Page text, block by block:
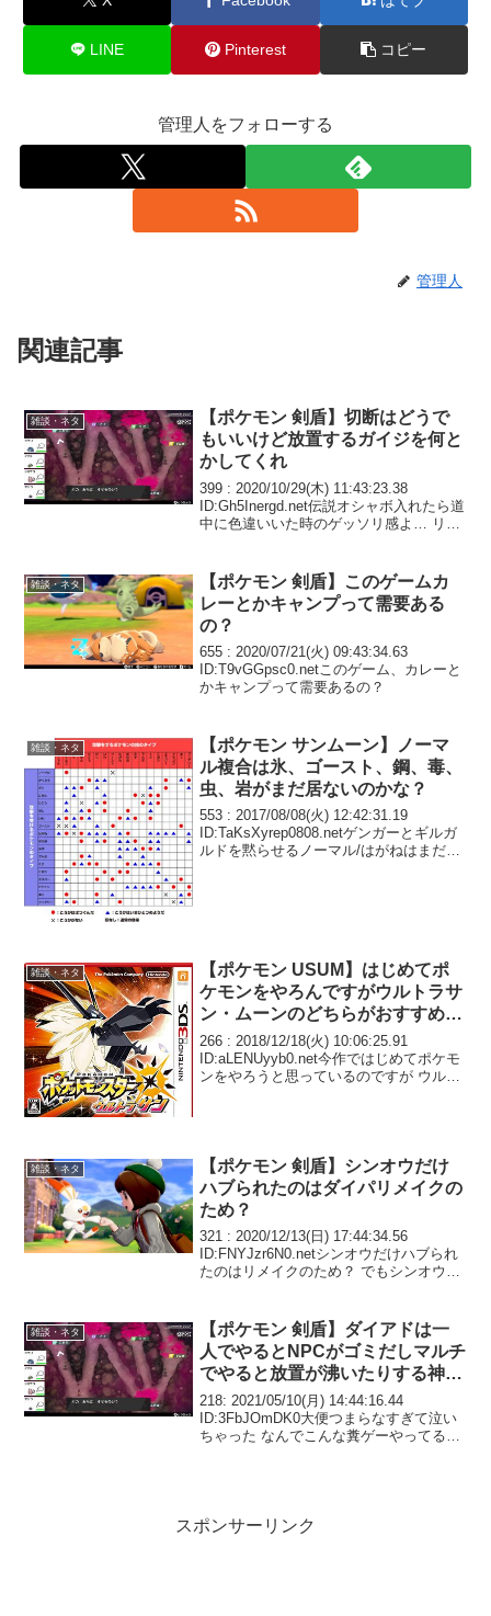
LINE Pinterest コピー
管理人をフォローする
管理人
関連記事
雑談・ネタ
【ポケモン 剣盾】切断はどうで
もいいけど放置するガイジを何と
かしてくれ
399 : 2020/10/29(木) 11:43:23.38
ID:Gh5Inergd.net伝説オシャボ入れたら道
中に色違いいた時のゲッソリ感よ… リザ
雑談・ネタ
【ポケモン 剣盾】このゲームカ
レーとかキャンプって需要ある
の？
655 : 2020/07/21(火) 09:43:34.63
ID:T9vGGpsc0.netこのゲーム、カレーと
かキャンプって需要あるの？
雑談・ネタ
【ポケモン サンムーン】ノーマ
ル複合は氷、ゴースト、鋼、毒、
虫、岩がまだ居ないのかな？
553 : 2017/08/08(火) 12:42:31.19
ID:TaKsXyrep0808.netゲンガーとギルガ
ルドを黙らせるノーマル/はがねはまだで
雑談・ネタ
【ポケモン USUM】はじめてポ
ケモンをやろんですがウルトラサ
ン・ムーンのどちらがおすすめな
のでしょうか？
266 : 2018/12/18(火) 10:06:25.91
ID:aLENUyyb0.net今作ではじめてポケモ
ンをやろうと思っているのですが ウルト
雑談・ネタ
【ポケモン 剣盾】シンオウだけ
ハブられたのはダイパリメイクの
ため？
321 : 2020/12/13(日) 17:44:34.56
ID:FNYJzr6N0.netシンオウだけハブられ
たのはリメイクのため？ でもシンオウ地
かっていうのは...
雑談・ネタ
【ポケモン 剣盾】ダイアドは一
人でやるとNPCがゴミだしマルチ
でやると放置が沸いたりする神ゲ
ー
218: 2021/05/10(月) 14:44:16.44
ID:3FbJOmDK0大便つまらなすぎて泣い
ちゃった なんでこんな糞ゲーやってるん
スポンサーリンク